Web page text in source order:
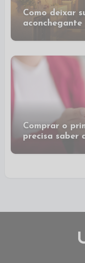
Como deixar
aconchegante
Comprar o
precisa saber